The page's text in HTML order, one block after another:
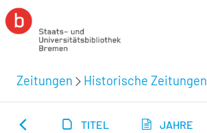
Zeitungen Historische Zeitungen
TITEL JAHRE